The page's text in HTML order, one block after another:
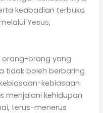
keabadian terbuka
Yesus,
orang-orang yang
tidak boleh berbaring
kebiasaan
menjalani kehidupan
terus-menerus